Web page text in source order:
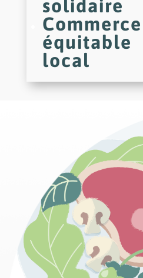
solidaire
Commerce
équitable
local